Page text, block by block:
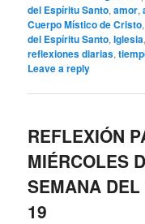
del Espíritu Santo,amor,
Cuerpo Místico de Cristo
del Espíritu Santo,Iglesia
reflexiones diarias,
Leave a reply
REFLEXIÓN
MIÉRCOLES
SEMANA
19